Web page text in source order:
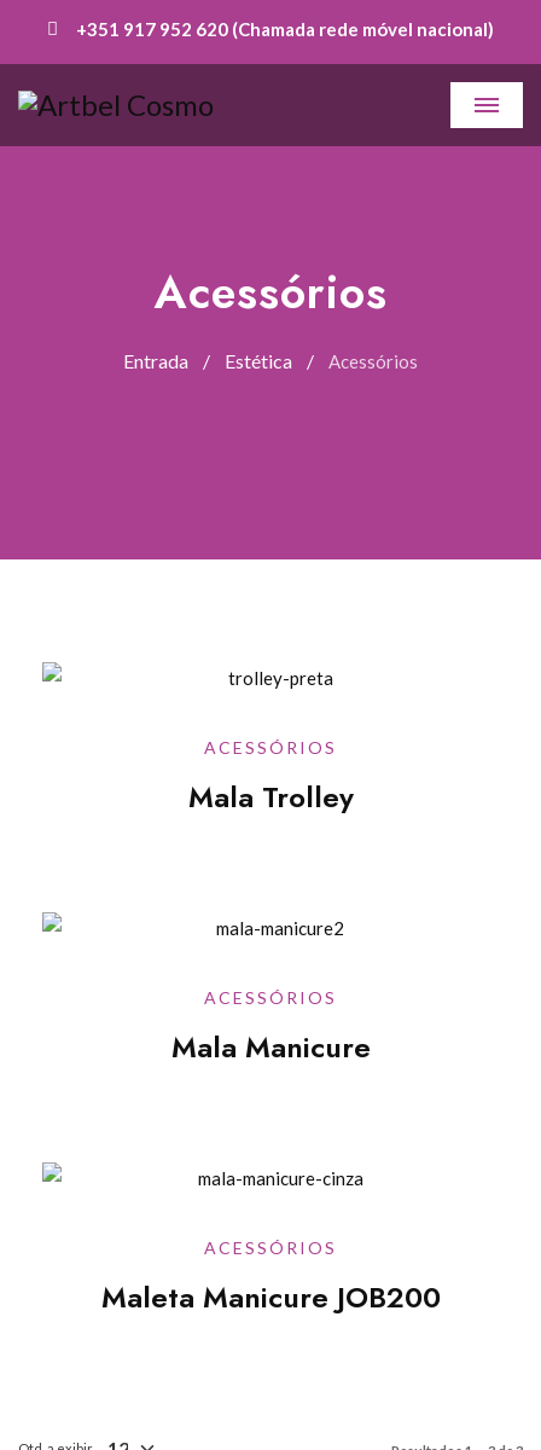
+351 917 952 620 (Chamada rede móvel nacional)
Acessórios
Entrada Estética Acessórios
ACESSÓRIOS
Mala Trolley
ACESSÓRIOS
Mala Manicure
ACESSÓRIOS
Maleta Manicure JOB200